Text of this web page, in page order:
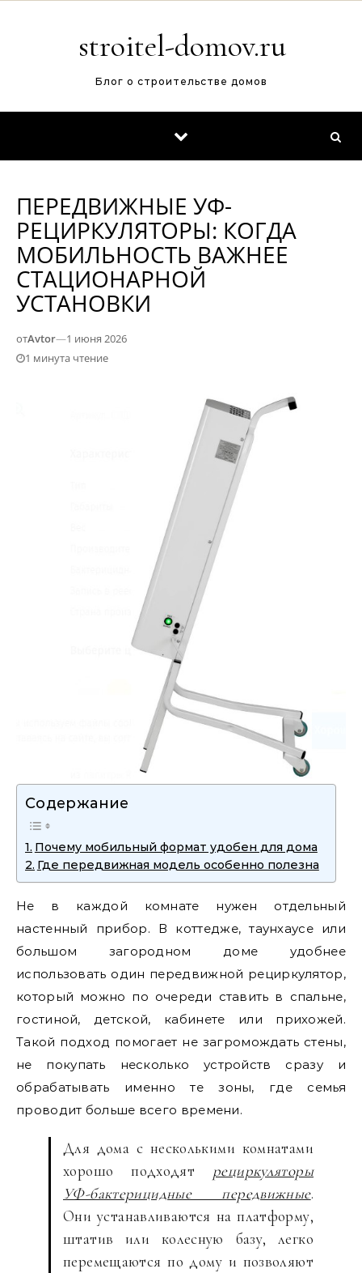
stroitel-domov.ru
Блог о строительстве домов
ПЕРЕДВИЖНЫЕ УФ-
РЕЦИРКУЛЯТОРЫ: КОГДА
МОБИЛЬНОСТЬ ВАЖНЕЕ
СТАЦИОНАРНОЙ
УСТАНОВКИ
отAvtor—1 июня 2026
1 минута чтение
Содержание
Почему мобильный формат удобен для дома
Где передвижная модель особенно полезна
Не в каждой комнате нужен отдельный
настенный прибор. В коттедже, таунхаусе или
большом загородном доме удобнее
использовать один передвижной рециркулятор,
который можно по очереди ставить в спальне,
гостиной, детской, кабинете или прихожей.
Такой подход помогает не загромождать стены,
не покупать несколько устройств сразу и
обрабатывать именно те зоны, где семья
проводит больше всего времени.
Для дома с несколькими комнатами
хорошо подходят рециркуляторы
УФ-бактерицидные передвижные.
Они устанавливаются на платформу,
штатив или колесную базу, легко
перемещаются по дому и позволяют